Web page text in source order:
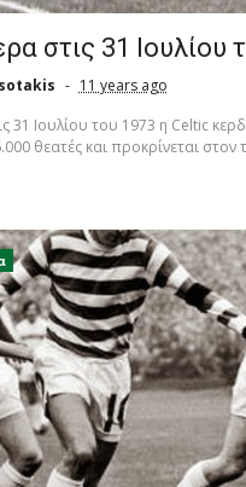
στις 31 Ιουλίου
11 years ago
31 Ιουλίου του 1973 η Celtic
θεατές και προκρίνεται στον